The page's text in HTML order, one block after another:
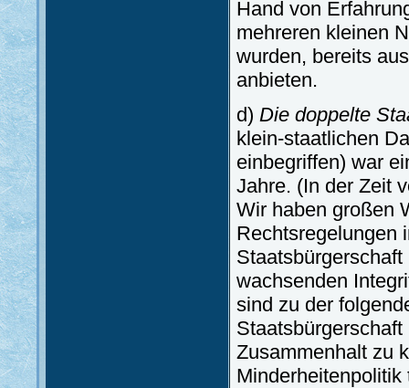
Hand von
mehreren kleinen
wurden, bereits
anbieten.
d) Die doppelte
klein-staatlichen
einbegriffen) war
Jahre. (In der Zeit
Wir haben großen
Rechtsregelungen
wachsenden
sind zu der
Zusammenhalt zu
Minderheitenpolitik